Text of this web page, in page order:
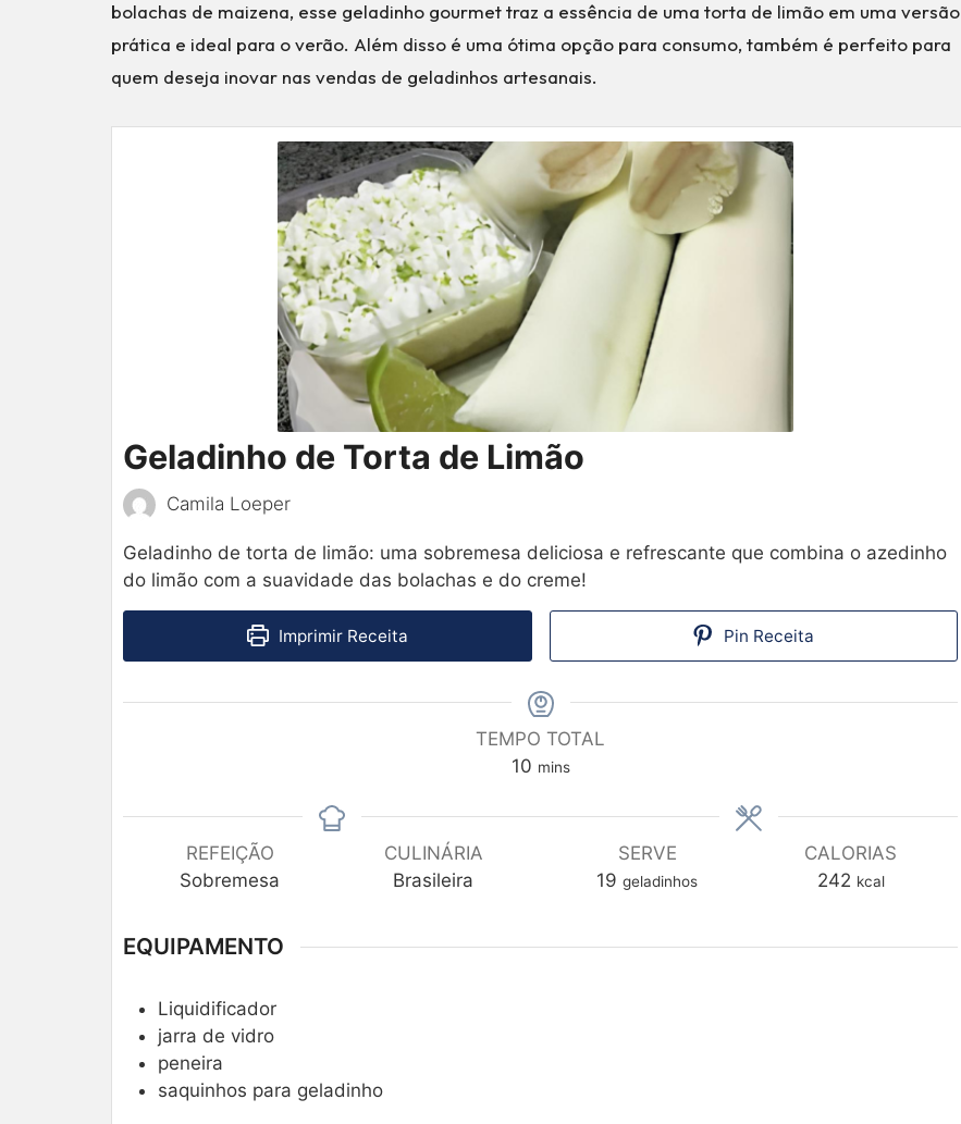
bolachas de maizena, esse geladinho gourmet traz a essência de uma torta de limão em uma versão
prática e ideal para o verão. Além disso é uma ótima opção para consumo, também é perfeito para
quem deseja inovar nas vendas de geladinhos artesanais.
Geladinho de Torta de Limão
Camila Loeper
Geladinho de torta de limão: uma sobremesa deliciosa e refrescante que combina o azedinho
do limão com a suavidade das bolachas e do creme!
Imprimir Receita Pin Receita
TEMPO TOTAL
10 mins
REFEIÇÃO
Sobremesa
CULINÁRIA
Brasileira
SERVE
19 geladinhos
CALORIAS
242 kcal
EQUIPAMENTO
Liquidificador
jarra de vidro
peneira
saquinhos para geladinho